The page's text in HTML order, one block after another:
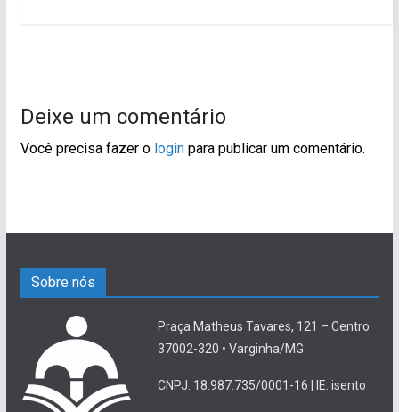
Deixe um comentário
Você precisa fazer o loginpara publicar um comentário.
Sobre nós
Praça Matheus Tavares, 121 – Centro
37002-320 • Varginha/MG
CNPJ: 18.987.735/0001-16 | IE: isento